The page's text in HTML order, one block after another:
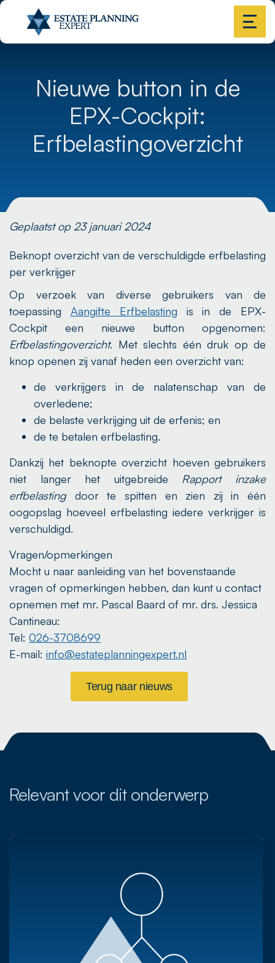
Nieuwe button in de
EPX-Cockpit:
Erfbelastingoverzicht
Geplaatst op 23 januari 2024
Beknopt overzicht van de verschuldigde erfbelasting
per verkrijger
Op verzoek van diverse gebruikers van de
toepassing Aangifte Erfbelasting is in de EPX-
Cockpit een nieuwe button opgenomen:
Erfbelastingoverzicht. Met slechts één druk op de
knop openen zij vanaf heden een overzicht van:
de verkrijgers in de nalatenschap van de
overledene;
de belaste verkrijging uit de erfenis; en
de te betalen erfbelasting.
Dankzij het beknopte overzicht hoeven gebruikers
niet langer het uitgebreide Rapport inzake
erfbelastingdoor te spitten en zien zij in één
oogopslag hoeveel erfbelasting iedere verkrijger is
verschuldigd.
Vragen/opmerkingen
Mocht u naar aanleiding van het bovenstaande
vragen of opmerkingen hebben, dan kunt u contact
opnemen met mr. Pascal Baard of mr. drs. Jessica
Cantineau:
Tel: 026-3708699
E-mail: info@estateplanningexpert.nl
Terug naar nieuws
Relevant voor dit onderwerp